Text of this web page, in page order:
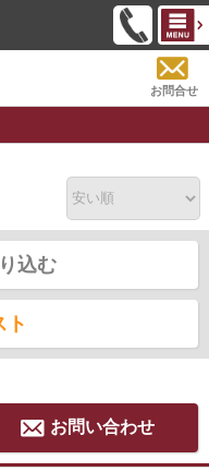
お問合せ
込む
ト
お問い合わせ